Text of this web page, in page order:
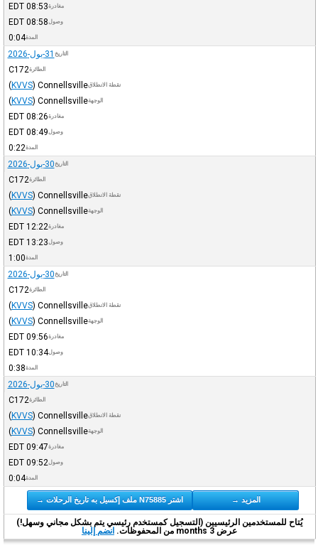
مغادرة08:53
EDT
وصول 08:58
EDT
المدة0:04
التاريخ 31-يول-2026
الطائرةC172
نقطة الانطلاقConnellsville
(KVVS)
الوجهةConnellsville
(KVVS)
مغادرة08:26
EDT
وصول 08:49
EDT
المدة0:22
التاريخ30-يول-2026
الطائرةC172
نقطة الانطلاقConnellsville
(KVVS)
الوجهةConnellsville
(KVVS)
مغادرة12:22
EDT
وصول 13:23
EDT
المدة1:00
التاريخ30-يول-2026
الطائرةC172
نقطة الانطلاقConnellsville
(KVVS)
الوجهةConnellsville
(KVVS)
مغادرة09:56
EDT
وصول10:34
EDT
المدة0:38
التاريخ30-يول-2026
الطائرةC172
نقطة الانطلاقConnellsville
(KVVS)
الوجهةConnellsville
(KVVS)
مغادرة09:47
EDT
وصول 09:52
EDT
المدة0:04
المزيد → اشتر N75885 ملف إكسيل به تاريخ الرحلات →
يُتاح للمستخدمين الرئيسيين (التسجيل كمستخدم رئيسي يتم بشكل مجاني وسهل!)
عرض 3 months من المحفوظات.
انضم إلينا